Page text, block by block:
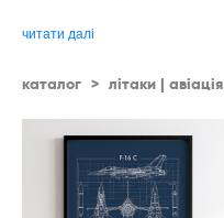
читати далі
каталог > літаки | авіація